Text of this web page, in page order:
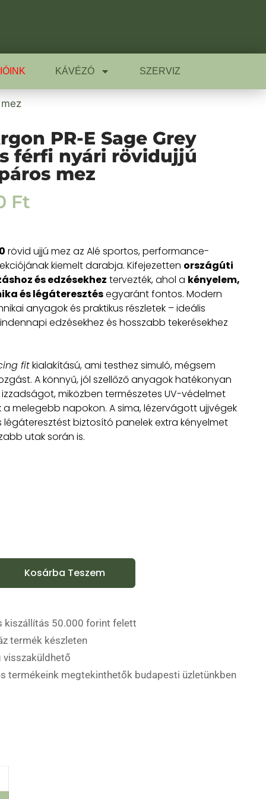
KÁVÉZÓ SZERVIZ
PR-E Sage Grey
férfi nyári rövidujjú
mez
Ft
rövid ujjú mez az Alé sportos, performance-
kiemelt darabja. Kifejezetten országúti
és edzésekhez tervezték, ahol a kényelem,
és légáteresztésegyaránt fontos. Modern
anyagok és praktikus részletek – ideális
edzésekhez és hosszabb tekerésekhez
fitkialakítású, ami testhez simuló, mégsem
A könnyű, jól szellőző anyagok hatékonyan
izzadságot, miközben természetes UV-védelmet
melegebb napokon. A sima, lézervágott ujjvégek
légáteresztést biztosító panelek extra kényelmet
utak során is.
Kosárba Teszem
kiszállítás 50.000 forint felett
termék készleten
visszaküldhető
termékeink megtekinthetők budapesti üzletünkben